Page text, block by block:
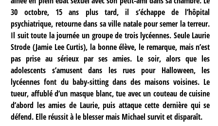
30 octobre, 15 ans plus tard, il s’échappe de l’hôpital
psychiatrique, retourne dans sa ville natale pour semer la terreur.
Il suit toute la journée un groupe de trois lycéennes. Seule Laurie
Strode (Jamie Lee Curtis), la bonne élève, le remarque, mais n’est
pas prise au sérieux par ses amies. Le soir, alors que les
adolescents s’amusent dans les rues pour Halloween, les
lycéennes font du baby-sitting dans des maisons voisines. Le
tueur, affublé d’un masque blanc, tue avec un couteau de cuisine
d’abord les amies de Laurie, puis attaque cette dernière qui se
défend. Elle réussit à le blesser mais Michael survit et disparaît.